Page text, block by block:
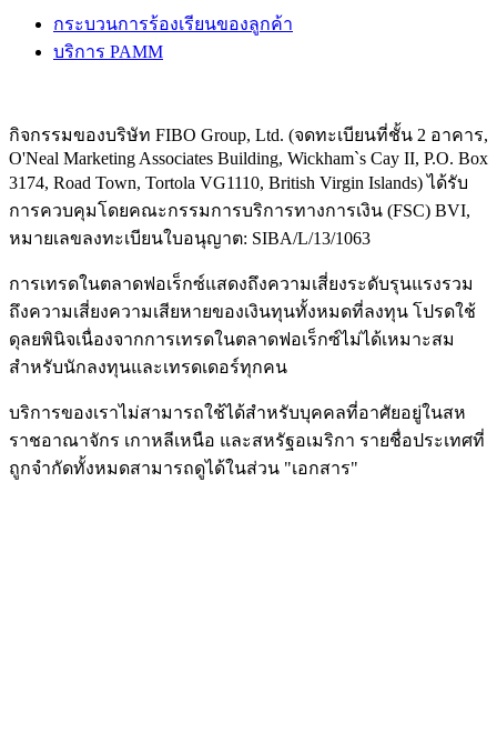
กระบวนการร้องเรียนของลูกค้า
บริการ PAMM
กิจกรรมของบริษัท FIBO Group, Ltd. (จดทะเบียนที่ชั้น 2 อาคาร,
O'Neal Marketing Associates Building, Wickham`s Cay II, P.O. Box
3174, Road Town, Tortola VG1110, British Virgin Islands) ได้รับ
การควบคุมโดยคณะกรรมการบริการทางการเงิน (FSC) BVI,
หมายเลขลงทะเบียนใบอนุญาต: SIBA/L/13/1063
การเทรดในตลาดฟอเร็กซ์แสดงถึงความเสี่ยงระดับรุนแรงรวม
ถึงความเสี่ยงความเสียหายของเงินทุนทั้งหมดที่ลงทุน โปรดใช้
ดุลยพินิจเนื่องจากการเทรดในตลาดฟอเร็กซ์ไม่ได้เหมาะสม
สำหรับนักลงทุนและเทรดเดอร์ทุกคน
บริการของเราไม่สามารถใช้ได้สำหรับบุคคลที่อาศัยอยู่ในสห
ราชอาณาจักร เกาหลีเหนือ และสหรัฐอเมริกา รายชื่อประเทศที่
ถูกจำกัดทั้งหมดสามารถดูได้ในส่วน "เอกสาร"